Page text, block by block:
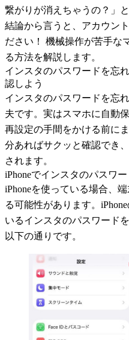
繋がりが消えちゃうの？」
結論から言うと、アカウン
ださい！ 機械操作が苦手な
る方法を解説します。
インスタのパスワードを忘
認しよう
インスタのパスワードを忘
夫です。実はスマホに自動
再設定の手間をかける前に
分あればサクッと確認でき
されます。
iPhoneでインスタのパスワ
iPhoneを使っている場合、
る可能性があります。
いるインスタのパスワード
以下の通りです。